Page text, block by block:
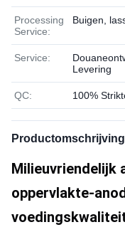
Processing
Service:
Buigen,
Service:
Levering
QC: 100%
Productomschrijving
Milieuvriendelijk
oppervlakte-